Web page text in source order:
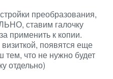
преобразования,
ставим галочку
применить к копии.
появятся еще
тем, что не нужно будет
отдельно)